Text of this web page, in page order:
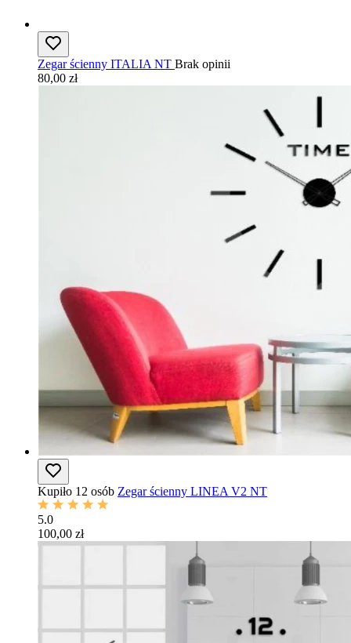
Zegar ścienny ITALIA NT Brak opinii
80,00 zł
Kupiło 12 osób Zegar ścienny LINEA V2 NT
5.0
100,00 zł